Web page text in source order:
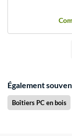
Également
Boîtiers PC en bois